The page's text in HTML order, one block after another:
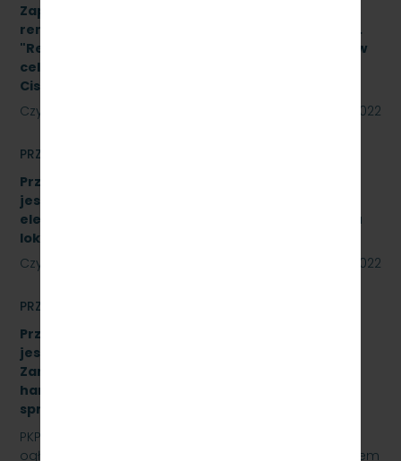
Zapytanie ofertowe na wykonanie prac
remontowych w oparciu o Projekt Wykonawcy pn.
"Remont pomieszczeń magazynu w budynku A-1 w
celu adaptacji na biuro na terenie SKM Gdynia
Cisowa Postojowa".
Czytaj dalej
09 czerwca 2022
PRZETARGI
Przetarg nieograniczony, którego przedmiotem
jest sprzedaż podróżnym biletów kartkowych i z
elektronicznych kas fiskalnych typu POS- w pięciu
lokalizacjach [SKMMU.086.33.22]
Czytaj dalej
31 maja 2022
PRZETARGI
Przetarg nieograniczony, którego przedmiotem
jest „sukcesywna dostawa do siedziby
Zamawiającego – 9.525 szt. żeliwnych wstawek
hamulcowych z dylatacjami typu DO-B-380, znak
sprawy: SKMMU.086.32.22
PKP SZYBKA KOLEJ MIEJSKA W TRÓJMIEŚCIE Sp. z o.o.
ogłasza przetarg nieograniczony, którego przedmiotem